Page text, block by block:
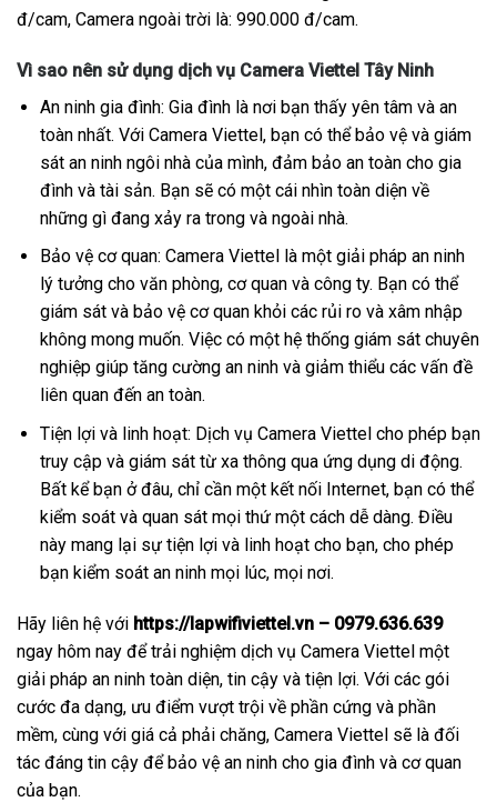
đ/cam, Camera ngoài trời là: 990.000 đ/cam.
Vì sao nên sử dụng dịch vụ Camera Viettel Tây Ninh
An ninh gia đình: Gia đình là nơi bạn thấy yên tâm và an
toàn nhất. Với Camera Viettel, bạn có thể bảo vệ và giám
sát an ninh ngôi nhà của mình, đảm bảo an toàn cho gia
đình và tài sản. Bạn sẽ có một cái nhìn toàn diện về
những gì đang xảy ra trong và ngoài nhà.
Bảo vệ cơ quan: Camera Viettel là một giải pháp an ninh
lý tưởng cho văn phòng, cơ quan và công ty. Bạn có thể
giám sát và bảo vệ cơ quan khỏi các rủi ro và xâm nhập
không mong muốn. Việc có một hệ thống giám sát chuyên
nghiệp giúp tăng cường an ninh và giảm thiểu các vấn đề
liên quan đến an toàn.
Tiện lợi và linh hoạt: Dịch vụ Camera Viettel cho phép bạn
truy cập và giám sát từ xa thông qua ứng dụng di động.
Bất kể bạn ở đâu, chỉ cần một kết nối Internet, bạn có thể
kiểm soát và quan sát mọi thứ một cách dễ dàng. Điều
này mang lại sự tiện lợi và linh hoạt cho bạn, cho phép
bạn kiểm soát an ninh mọi lúc, mọi nơi.
Hãy liên hệ với https://lapwifiviettel.vn – 0979.636.639
ngay hôm nay để trải nghiệm dịch vụ Camera Viettel một
giải pháp an ninh toàn diện, tin cậy và tiện lợi. Với các gói
cước đa dạng, ưu điểm vượt trội về phần cứng và phần
mềm, cùng với giá cả phải chăng, Camera Viettel sẽ là đối
tác đáng tin cậy để bảo vệ an ninh cho gia đình và cơ quan
của bạn.